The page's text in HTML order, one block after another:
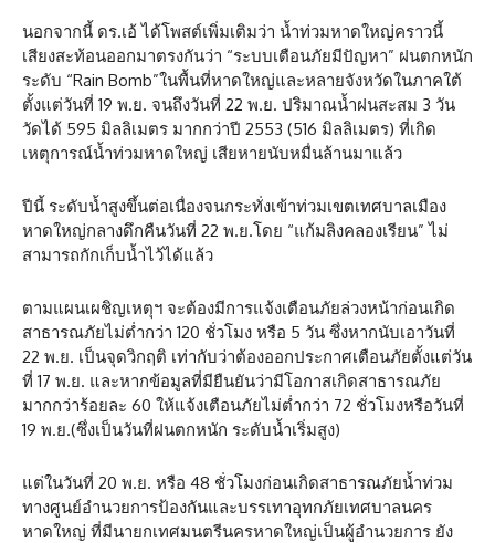
นอกจากนี้ ดร.เอ้ ได้โพสต์เพิ่มเติมว่า น้ำท่วมหาดใหญ่คราวนี้
เสียงสะท้อนออกมาตรงกันว่า “ระบบเตือนภัยมีปัญหา” ฝนตกหนัก
ระดับ “Rain Bomb”ในพื้นที่หาดใหญ่และหลายจังหวัดในภาคใต้
ตั้งแต่วันที่ 19 พ.ย. จนถึงวันที่ 22 พ.ย. ปริมาณน้ำฝนสะสม 3 วัน
วัดได้ 595 มิลลิเมตร มากกว่าปี 2553 (516 มิลลิเมตร) ที่เกิด
เหตุการณ์น้ำท่วมหาดใหญ่ เสียหายนับหมื่นล้านมาแล้ว
ปีนี้ ระดับน้ำสูงขึ้นต่อเนื่องจนกระทั่งเข้าท่วมเขตเทศบาลเมือง
หาดใหญ่กลางดึกคืนวันที่ 22 พ.ย.โดย “แก้มลิงคลองเรียน” ไม่
สามารถกักเก็บน้ำไว้ได้แล้ว
ตามแผนเผชิญเหตุฯ จะต้องมีการแจ้งเตือนภัยล่วงหน้าก่อนเกิด
สาธารณภัยไม่ต่ำกว่า 120 ชั่วโมง หรือ 5 วัน ซึ่งหากนับเอาวันที่
22 พ.ย. เป็นจุดวิกฤติ เท่ากับว่าต้องออกประกาศเตือนภัยตั้งแต่วัน
ที่ 17 พ.ย. และหากข้อมูลที่มียืนยันว่ามีโอกาสเกิดสาธารณภัย
มากกว่าร้อยละ 60 ให้แจ้งเตือนภัยไม่ต่ำกว่า 72 ชั่วโมงหรือวันที่
19 พ.ย.(ซึ่งเป็นวันที่ฝนตกหนัก ระดับน้ำเริ่มสูง)
แต่ในวันที่ 20 พ.ย. หรือ 48 ชั่วโมงก่อนเกิดสาธารณภัยน้ำท่วม
ทางศูนย์อำนวยการป้องกันและบรรเทาอุทกภัยเทศบาลนคร
หาดใหญ่ ที่มีนายกเทศมนตรีนครหาดใหญ่เป็นผู้อำนวยการ ยัง